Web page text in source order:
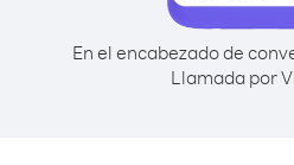
En el encabezado de
Llamada por